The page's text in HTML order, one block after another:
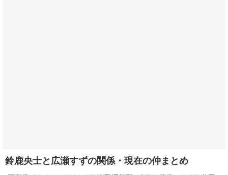
鈴鹿央士と広瀬すずの関係・現在の仲まとめ